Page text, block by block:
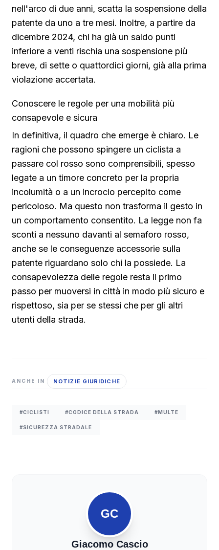
nell'arco di due anni, scatta la sospensione della
patente da uno a tre mesi. Inoltre, a partire da
dicembre 2024, chi ha già un saldo punti
inferiore a venti rischia una sospensione più
breve, di sette o quattordici giorni, già alla prima
violazione accertata.
Conoscere le regole per una mobilità più
consapevole e sicura
In definitiva, il quadro che emerge è chiaro. Le
ragioni che possono spingere un ciclista a
passare col rosso sono comprensibili, spesso
legate a un timore concreto per la propria
incolumità o a un incrocio percepito come
pericoloso. Ma questo non trasforma il gesto in
un comportamento consentito. La legge non fa
sconti a nessuno davanti al semaforo rosso,
anche se le conseguenze accessorie sulla
patente riguardano solo chi la possiede. La
consapevolezza delle regole resta il primo
passo per muoversi in città in modo più sicuro e
rispettoso, sia per se stessi che per gli altri
utenti della strada.
ANCHE IN NOTIZIE GIURIDICHE
#CICLISTI #CODICE DELLA STRADA #MULTE
#SICUREZZA STRADALE
GC
Giacomo Cascio